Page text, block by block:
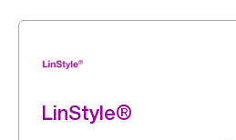
LinStyle®